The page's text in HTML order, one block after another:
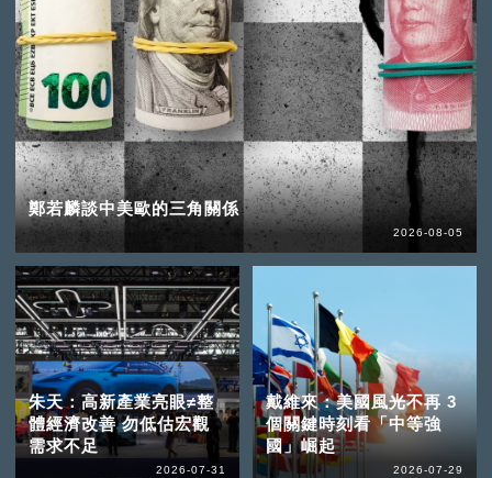
鄭若麟談中美歐的三角關係
2026-08-05
朱天：高新產業亮眼≠整
體經濟改善 勿低估宏觀
需求不足
2026-07-31
戴維來：美國風光不再 3
個關鍵時刻看「中等強
國」崛起
2026-07-29